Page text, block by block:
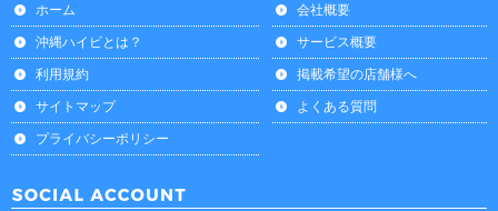
ホーム
会社概要
沖縄ハイビとは？
サービス概要
利用規約
掲載希望の店舗様へ
サイトマップ
よくある質問
プライバシーポリシー